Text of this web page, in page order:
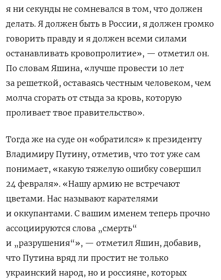
я ни секунды не сомневался в том, что должен
делать. Я должен быть в России, я должен громко
говорить правду и я должен всеми силами
останавливать кровопролитие», — отметил он.
По словам Яшина, «лучше провести 10 лет
за решеткой, оставаясь честным человеком, чем
молча сгорать от стыда за кровь, которую
проливает твое правительство».
Тогда же на суде он «обратился» к президенту
Владимиру Путину, отметив, что тот уже сам
понимает, «какую тяжелую ошибку совершил
24 февраля». «Нашу армию не встречают
цветами. Нас называют карателями
и оккупантами. С вашим именем теперь прочно
ассоциируются слова „смерть“
и „разрушения“», — отметил Яшин, добавив,
что Путина вряд ли простит не только
украинский народ, но и россияне, которых